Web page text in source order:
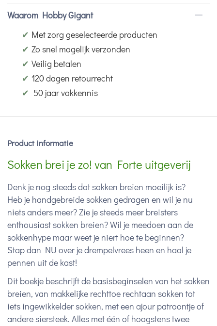
Waarom Hobby Gigant
✔ Met zorg geselecteerde producten
✔ Zo snel mogelijk verzonden
✔ Veilig betalen
✔ 120 dagen retourrecht
✔ 50 jaar vakkennis
Product informatie
Sokken brei je zo! van Forte uitgeverij
Denk je nog steeds dat sokken breien moeilijk is?
Heb je handgebreide sokken gedragen en wil je nu
niets anders meer? Zie je steeds meer breisters
enthousiast sokken breien? Wil je meedoen aan de
sokkenhype maar weet je niert hoe te beginnen?
Stap dan NU over je drempelvrees heen en haal je
pennen uit de kast!
Dit boekje beschrijft de basisbeginselen van het sokken
breien, van makkelijke rechttoe rechtaan sokken tot
iets ingewikkelder sokken, met een ajour patroontje of
andere siersteek. Alles met één of hoogstens twee